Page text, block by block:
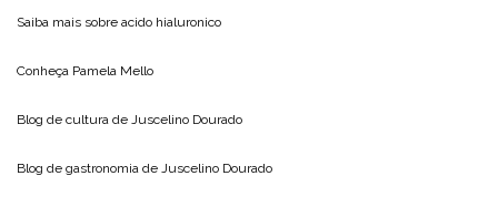
Saiba mais sobre acido hialuronico
Conheça Pamela Mello
Blog de cultura de Juscelino Dourado
Blog de gastronomia de Juscelino Dourado